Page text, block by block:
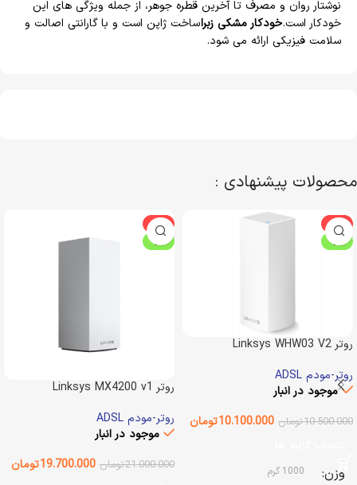
نوشتار روان و مصرف تا آخرین قطره جوهر، از جمله ویژگی های این
خودکار است.خودکار مشکی زبراساخت ژاپن است و با گارانتی اصالت و
سلامت فیزیکی ارائه می شود.
محصولات پیشنهادی :
-4%
ویژه
روتر Linksys WHW03 V2
روتر-مودم ADSL
موجود در انبار
10.500.000تومان 10.100.000تومان
وزن 1000 گرم
-6%
ویژه
روتر Linksys MX4200 v1
روتر-مودم ADSL
موجود در انبار
21.000.000تومان 19.700.000تومان